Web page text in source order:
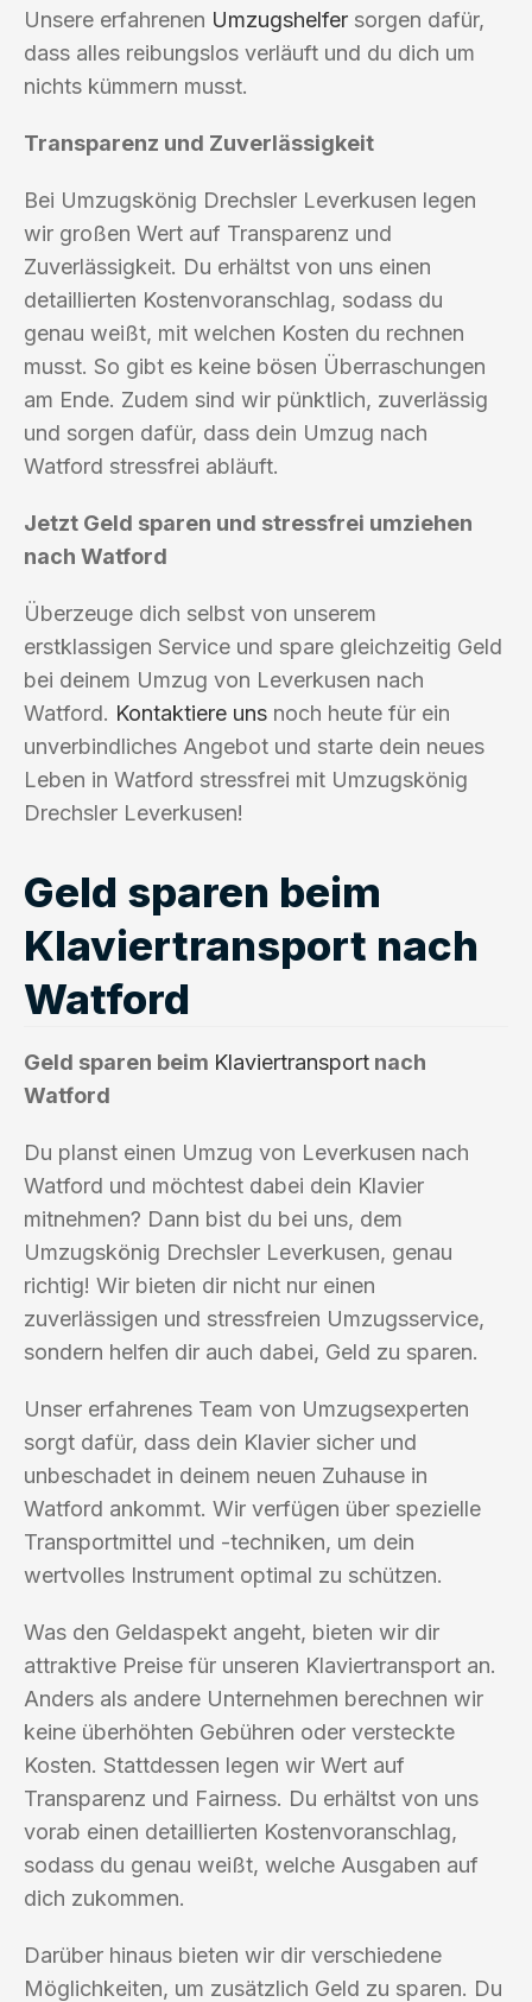
Unsere erfahrenen Umzugshelfer sorgen dafür,
dass alles reibungslos verläuft und du dich um
nichts kümmern musst.
Transparenz und Zuverlässigkeit
Bei Umzugskönig Drechsler Leverkusen legen
wir großen Wert auf Transparenz und
Zuverlässigkeit. Du erhältst von uns einen
detaillierten Kostenvoranschlag, sodass du
genau weißt, mit welchen Kosten du rechnen
musst. So gibt es keine bösen Überraschungen
am Ende. Zudem sind wir pünktlich, zuverlässig
und sorgen dafür, dass dein Umzug nach
Watford stressfrei abläuft.
Jetzt Geld sparen und stressfrei umziehen
nach Watford
Überzeuge dich selbst von unserem
erstklassigen Service und spare gleichzeitig Geld
bei deinem Umzug von Leverkusen nach
Watford. Kontaktiere uns noch heute für ein
unverbindliches Angebot und starte dein neues
Leben in Watford stressfrei mit Umzugskönig
Drechsler Leverkusen!
Geld sparen beim
Klaviertransport nach
Watford
Geld sparen beim Klaviertransport nach
Watford
Du planst einen Umzug von Leverkusen nach
Watford und möchtest dabei dein Klavier
mitnehmen? Dann bist du bei uns, dem
Umzugskönig Drechsler Leverkusen, genau
richtig! Wir bieten dir nicht nur einen
zuverlässigen und stressfreien Umzugsservice,
sondern helfen dir auch dabei, Geld zu sparen.
Unser erfahrenes Team von Umzugsexperten
sorgt dafür, dass dein Klavier sicher und
unbeschadet in deinem neuen Zuhause in
Watford ankommt. Wir verfügen über spezielle
Transportmittel und -techniken, um dein
wertvolles Instrument optimal zu schützen.
Was den Geldaspekt angeht, bieten wir dir
attraktive Preise für unseren Klaviertransport an.
Anders als andere Unternehmen berechnen wir
keine überhöhten Gebühren oder versteckte
Kosten. Stattdessen legen wir Wert auf
Transparenz und Fairness. Du erhältst von uns
vorab einen detaillierten Kostenvoranschlag,
sodass du genau weißt, welche Ausgaben auf
dich zukommen.
Darüber hinaus bieten wir dir verschiedene
Möglichkeiten, um zusätzlich Geld zu sparen. Du